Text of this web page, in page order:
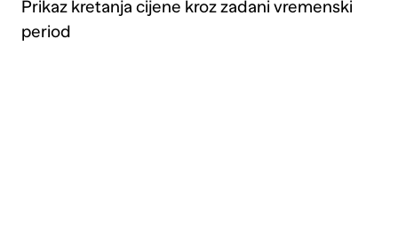
Prikaz kretanja cijene kroz zadani vremenski
period